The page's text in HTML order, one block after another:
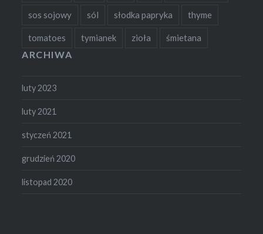
sos sojowy sól słodka papryka thyme
tomatoes tymianek zioła śmietana
ARCHIWA
luty 2023
luty 2021
styczeń 2021
grudzień 2020
listopad 2020